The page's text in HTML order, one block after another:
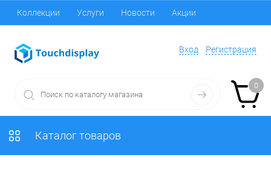
Коллекции Услуги Новости Акции
Вход Регистрация
0
Каталог товаров